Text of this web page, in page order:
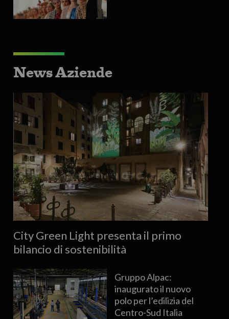
News Aziende
City Green Light presenta il primo
bilancio di sostenibilità
Gruppo Alpac:
inaugurato il nuovo
polo per l’edilizia del
Centro-Sud Italia